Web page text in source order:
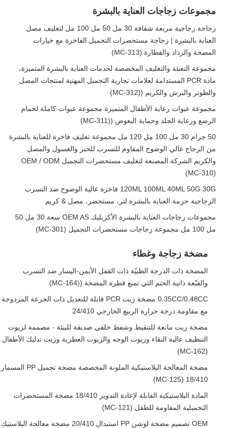
مجموعات زجاجات العناية بالبشرة
زجاجة زجاجية مربعة شفافة 30 مل 50 مل 100 مل لتغليف مصل
العناية بالبشرة | زجاجة مستحضرات التجميل الفاخرة مع خيارات
المضخة والرذاذ والقطارة (MC-313)
مجموعة التعبئة والتغليف المخصصة لخدمات العناية بالبشرة المتميزة،
مادة PCR المستدامة لعلامات تجارية التجميل المهنية لمنتجات المصل
والطونر والبرش والكريم ((MC-312)
مجموعة عبوات رعاية الأطفال المتميزة مجموعة عبوات كاملة لحمام
الرضع ورعاية الجلد وحماية البعوض ((MC-311)
50 جرام 30 مل 100 مل 120 مل مجموعة تغليف فاخرة للعناية بالبشرة
من الزجاج عالي الوضوح المقاوم للتسرب للحبر والغسول والمصل
والكريم الشركة المصنعة لتغليف مستحضرات التجميل OEM / ODM
(MC-310)
120ML 100ML 40ML 50G 30G فاخرة عالية الوضوح ضد التسرب
الزجاجية حزمة العناية بالبشرة لتر، مستحضر، مصل & كريم
مجموعات زجاجات العناية بالبشرة الأكريليك OEM AS سعة 30 مل 50
مل 100 مل مجموعة زجاجات مستحضرات التجميل (MC-301)
مضخة زجاجة وغطاء
المضخة ذات الدرجة الطبيّة ذات القفل الأيمن-اليسار ضد التسرب
والقبّعة ذاتية الختم التي تمنع قطرة المضخة ((MC-164)
0.35CC/0.48CC مضخة زيت PCR قابلة للتعديل ذات الجرعة المزدوجة
مع مقاومة درجة حرارة الربيع الخارجي 24/410
مضخة زيت مانعة للتنقيط وشفط خلفي صديقة للبيئة - مصممة لزيوت
التنظيف عالية النقاء وزيوت الوجه والزيوت العطرية وزيت تدليك الأطفال
(MC-162)
مضخة المعالجة البلاستيكية الملونة المخصصة مضخة تجميل PP المسمار
18/410 (MC-125)
المادة البلاستيكية القابلة لإعادة التدوير 18/410 مضخة المستحضرات
التجميلية المقاومة للطفل (MC-121)
OEM تصميم مضخة لوشن PP استبدال 20/410 مضخة معالجة البلاستيك